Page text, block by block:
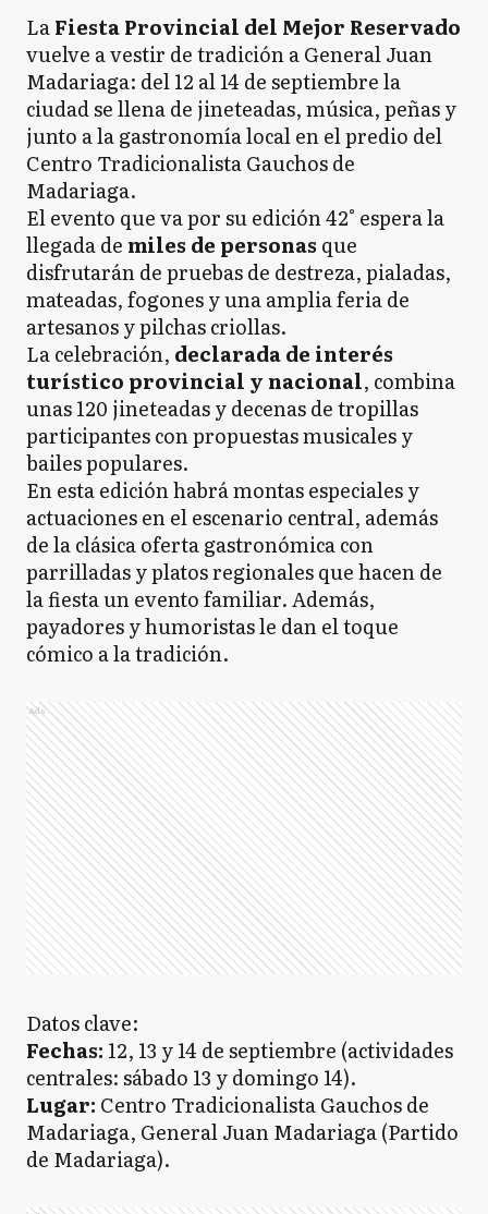
LaFiesta Provincial del Mejor Reservado
vuelve a vestir de tradición a General Juan
Madariaga: del 12 al 14 de septiembre la
ciudad se llena de jineteadas, música, peñas y
junto a la gastronomía local en el predio del
Centro Tradicionalista Gauchos de
Madariaga.
El evento que va por su edición 42° espera la
llegada de miles de personas que
disfrutarán de pruebas de destreza, pialadas,
mateadas, fogones y una amplia feria de
artesanos y pilchas criollas.
La celebración, declarada de interés
turístico provincial y nacional, combina
unas 120 jineteadas y decenas de tropillas
participantes con propuestas musicales y
bailes populares.
En esta edición habrá montas especiales y
actuaciones en el escenario central, además
de la clásica oferta gastronómica con
parrilladas y platos regionales que hacen de
la fiesta un evento familiar. Además,
payadores y humoristas le dan el toque
cómico a la tradición.
Ads
Datos clave:
Fechas: 12, 13 y 14 de septiembre (actividades
centrales: sábado 13 y domingo 14).
Lugar: Centro Tradicionalista Gauchos de
Madariaga, General Juan Madariaga (Partido
de Madariaga).